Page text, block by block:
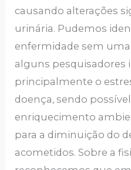
causando alterações
urinária. Pudemos
enfermidade sem uma
alguns pesquisadores
principalmente o
doença, sendo
enriquecimento
para a diminuição do
acometidos. Sobre a